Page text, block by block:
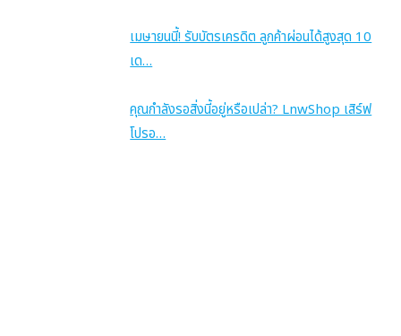
เมษายนนี้! รับบัตรเครดิต ลูกค้าผ่อนได้สูงสุด 10
เด…
คุณกำลังรอสิ่งนี้อยู่หรือเปล่า? LnwShop เสิร์ฟ
โปรอ…